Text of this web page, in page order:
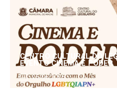
CENTRO CULTURAL DO
EVENTO CINEMA E PODER
25/06/2026